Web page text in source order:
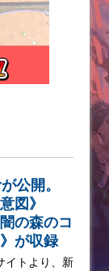
公開。
図》
の森のコ
が収録
イトより、新